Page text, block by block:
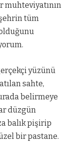
muhteviyatının
tüm
yüzünü
sahte,
belirmeye
düzgün
balık pişirip
bir pastane.